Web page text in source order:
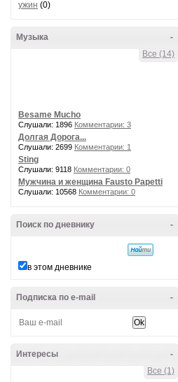
ужин (0)
-
Музыка
Все (14)
Besame Mucho
Слушали: 1896 Комментарии: 3
Долгая Дорога...
Слушали: 2699 Комментарии: 1
Sting
Слушали: 9118 Комментарии: 0
Мужчина и женщина Fausto Papetti
Слушали: 10568 Комментарии: 0
-
Поиск по дневнику
в этом дневнике
-
Подписка по e-mail
-
Интересы
Все (1)